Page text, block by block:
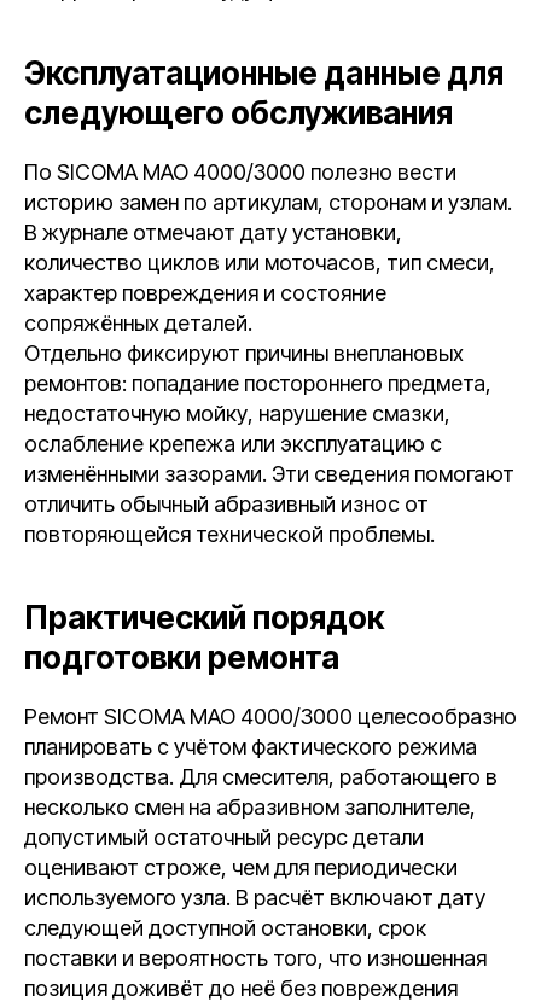
Эксплуатационные данные для
следующего обслуживания
По SICOMA MAO 4000/3000 полезно вести
историю замен по артикулам, сторонам и узлам.
В журнале отмечают дату установки,
количество циклов или моточасов, тип смеси,
характер повреждения и состояние
сопряжённых деталей.
Отдельно фиксируют причины внеплановых
ремонтов: попадание постороннего предмета,
недостаточную мойку, нарушение смазки,
ослабление крепежа или эксплуатацию с
изменёнными зазорами. Эти сведения помогают
отличить обычный абразивный износ от
повторяющейся технической проблемы.
Практический порядок
подготовки ремонта
Ремонт SICOMA MAO 4000/3000 целесообразно
планировать с учётом фактического режима
производства. Для смесителя, работающего в
несколько смен на абразивном заполнителе,
допустимый остаточный ресурс детали
оценивают строже, чем для периодически
используемого узла. В расчёт включают дату
следующей доступной остановки, срок
поставки и вероятность того, что изношенная
позиция доживёт до неё без повреждения